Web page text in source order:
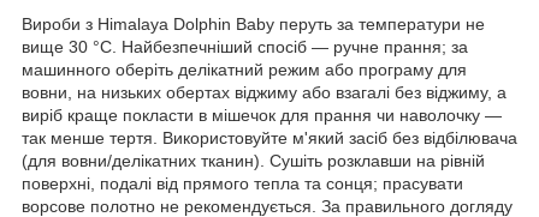
Вироби з Himalaya Dolphin Baby перуть за температури не
вище 30 °C. Найбезпечніший спосіб — ручне прання; за
машинного оберіть делікатний режим або програму для
вовни, на низьких обертах віджиму або взагалі без віджиму, а
виріб краще покласти в мішечок для прання чи наволочку —
так менше тертя. Використовуйте м'який засіб без відбілювача
(для вовни/делікатних тканин). Сушіть розклавши на рівній
поверхні, подалі від прямого тепла та сонця; прасувати
ворсове полотно не рекомендується. За правильного догляду